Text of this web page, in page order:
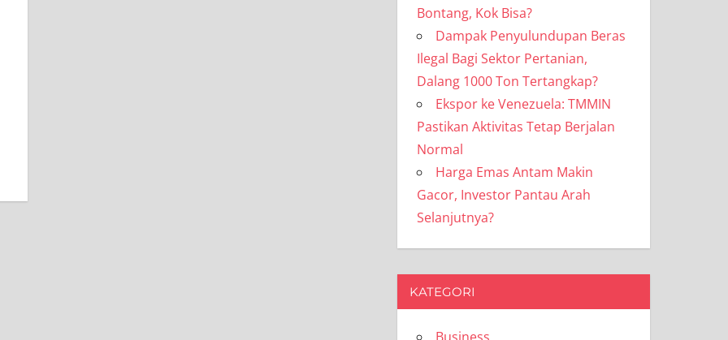
Bontang, Kok Bisa?
Dampak Penyulundupan Beras
Ilegal Bagi Sektor Pertanian,
Dalang 1000 Ton Tertangkap?
Ekspor ke Venezuela: TMMIN
Pastikan Aktivitas Tetap Berjalan
Normal
Harga Emas Antam Makin
Gacor, Investor Pantau Arah
Selanjutnya?
KATEGORI